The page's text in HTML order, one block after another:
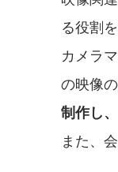
る役割
カメラ
の映像
制作し
また、